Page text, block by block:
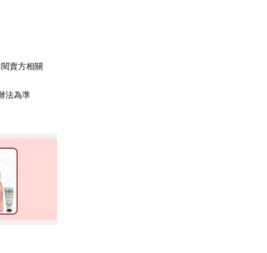
賣方相關
法為準